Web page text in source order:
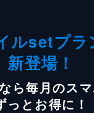
ルsetプラ
新登場！
ら毎月のス
っとお得に！